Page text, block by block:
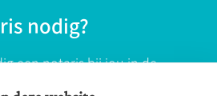
nodig?
een notaris bij jou in de